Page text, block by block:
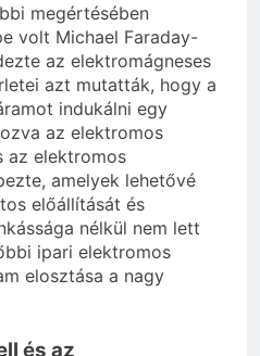
megértésében
volt Michael Faraday-
az elektromágneses
azt mutatták, hogy a
indukálni egy
az elektromos
az elektromos
amelyek lehetővé
előállítását és
nélkül nem lett
ipari elektromos
elosztása a nagy
és az